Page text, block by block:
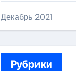
Декабрь 2021
Рубрики